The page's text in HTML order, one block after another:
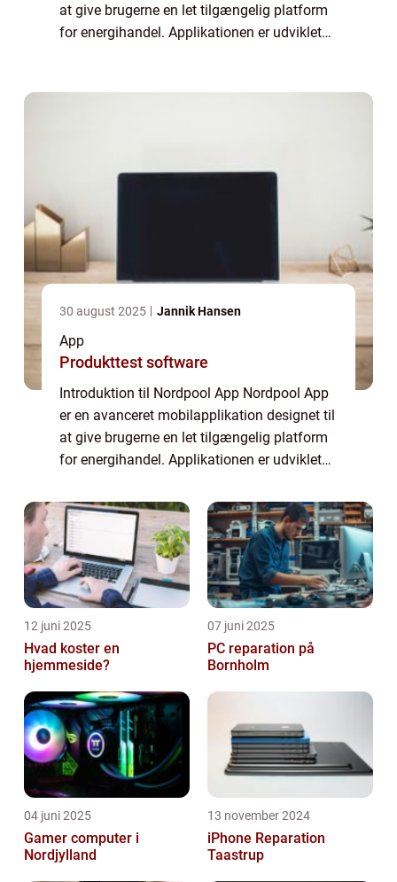
at give brugerne en let tilgængelig platform
for energihandel. Applikationen er udviklet
30 august 2025 Jannik Hansen
App
Produkttest software
Introduktion til Nordpool App Nordpool App
er en avanceret mobilapplikation designet til
at give brugerne en let tilgængelig platform
for energihandel. Applikationen er udviklet
elpriser, handelsvolumener ...
12 juni 2025
Hvad koster en
hjemmeside?
07 juni 2025
PC reparation på
Bornholm
04 juni 2025
Gamer computer i
Nordjylland
13 november 2024
iPhone Reparation
Taastrup